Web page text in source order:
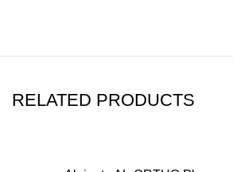
RELATED PRODUCTS